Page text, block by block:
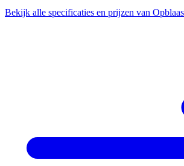
Bekijk alle specificaties en prijzen van